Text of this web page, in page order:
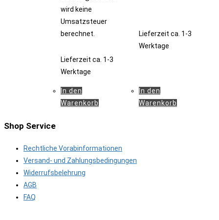
wird keine
Umsatzsteuer
berechnet.
Lieferzeit ca. 1-3
Werktage
In den
Warenkorb
Lieferzeit ca. 1-3
Werktage
In den
Warenkorb
Shop Service
Rechtliche Vorabinformationen
Versand- und Zahlungsbedingungen
Widerrufsbelehrung
AGB
FAQ